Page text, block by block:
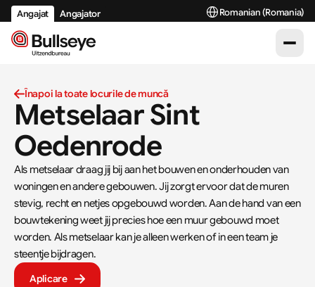
Înapoi la toate locurile de muncă
Metselaar Sint
Oedenrode
Als metselaar draag jij bij aan het bouwen en onderhouden van
woningen en andere gebouwen. Jij zorgt ervoor dat de muren
stevig, recht en netjes opgebouwd worden. Aan de hand van een
bouwtekening weet jij precies hoe een muur gebouwd moet
worden. Als metselaar kan je alleen werken of in een team je
steentje bijdragen.
Aplicare
Angajat Angajator Select Language
Romanian (Romania)